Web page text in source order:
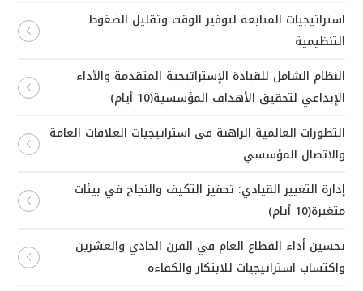
استراتيجيات المتابعة لتوفير الوقت وتقليل الضغوط
التنظيمية
النظام الشامل للقيادة الإستراتيجية المتقدمة والأداء
الإبداعي لتحقيق الأهداف المؤسسية(10 أيام)
التطورات العالمية الراهنة في استراتيجيات العلاقات العامة
والاتصال المؤسسي
إدارة التغيير القيادي: تحفيز التكيف والنجاح في بيئات
متغيرة(10 أيام)
تحسين أداء القطاع العام في القرن الحادي والعشرين
واكتساب استراتيجيات للابتكار والكفاءة